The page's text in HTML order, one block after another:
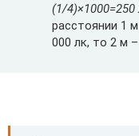
(1/
расстоянии 1
000 лк, то 2 м